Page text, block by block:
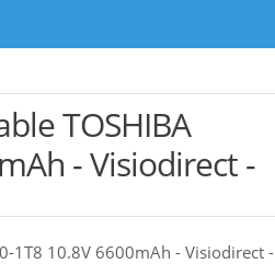
TOSHIBA
- Visiodirect -
1T8 10.8V 6600mAh - Visiodirect -